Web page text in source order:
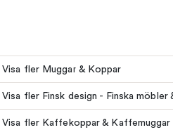
Visa fler Muggar & Koppar
Visa fler Finsk design - Finska möbler
Visa fler Kaffekoppar & Kaffemuggar